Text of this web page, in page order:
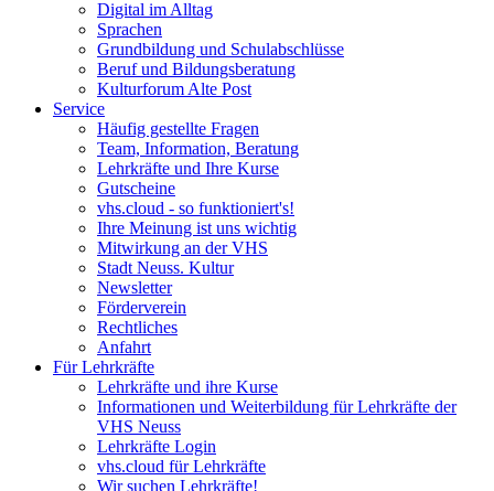
Digital im Alltag
Sprachen
Grundbildung und Schulabschlüsse
Beruf und Bildungsberatung
Kulturforum Alte Post
Service
Häufig gestellte Fragen
Team, Information, Beratung
Lehrkräfte und Ihre Kurse
Gutscheine
vhs.cloud - so funktioniert's!
Ihre Meinung ist uns wichtig
Mitwirkung an der VHS
Stadt Neuss. Kultur
Newsletter
Förderverein
Rechtliches
Anfahrt
Für Lehrkräfte
Lehrkräfte und ihre Kurse
Informationen und Weiterbildung für Lehrkräfte der
VHS Neuss
Lehrkräfte Login
vhs.cloud für Lehrkräfte
Wir suchen Lehrkräfte!